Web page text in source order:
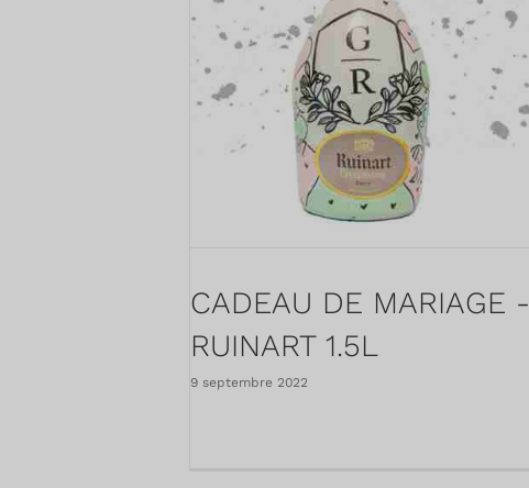
CADEAU DE MARIAGE -
RUINART 1.5L
9 septembre 2022